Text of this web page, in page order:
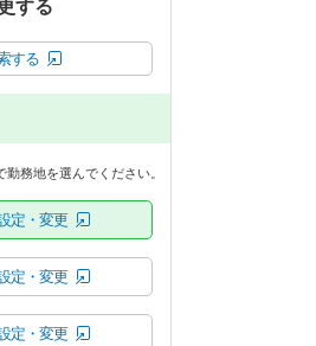
する
する
務地を選んでください。
定・変更
定・変更
定・変更